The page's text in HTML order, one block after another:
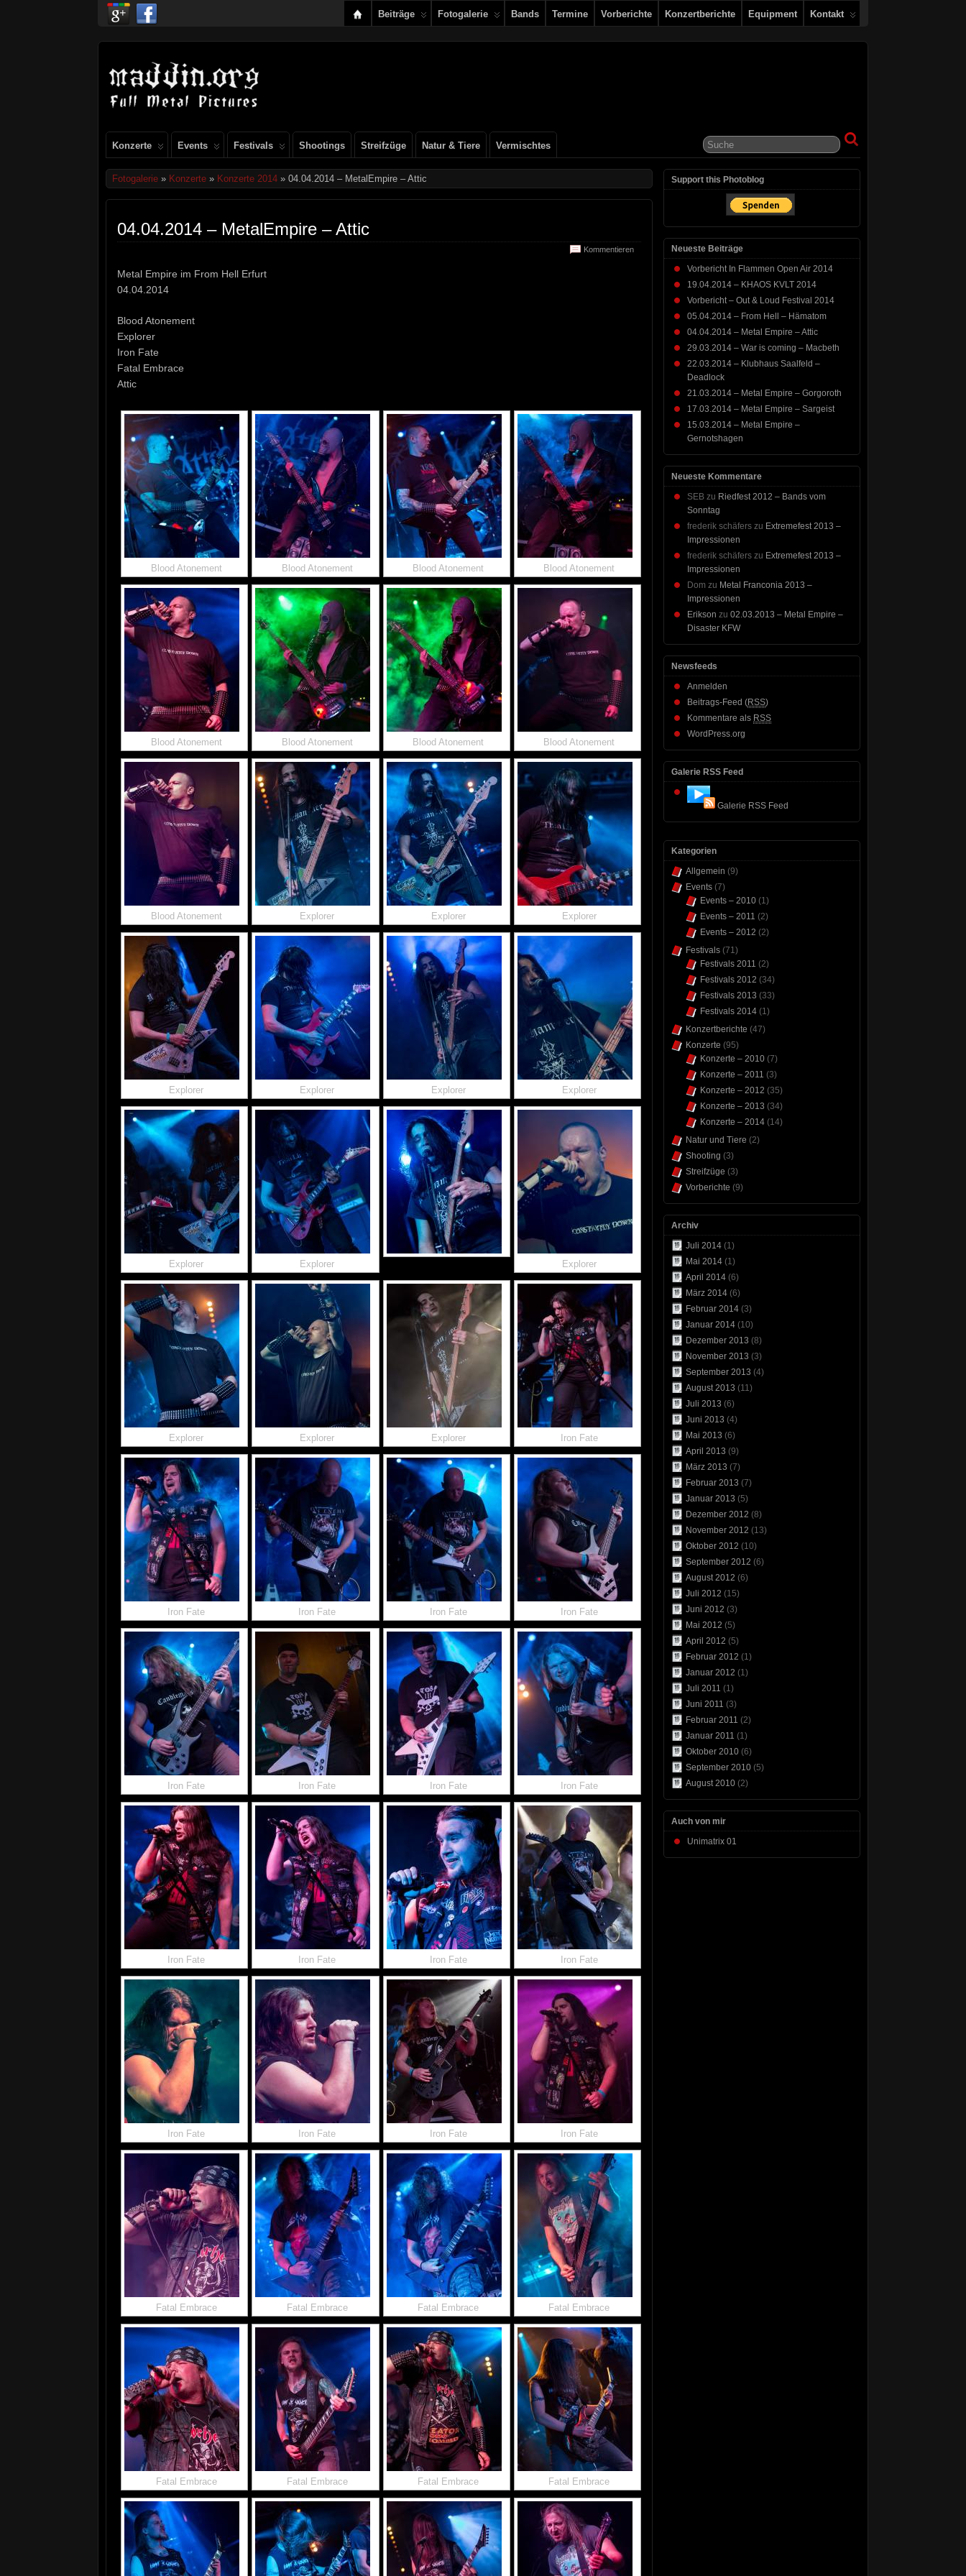
Beiträge Fotogalerie Bands Termine Vorberichte Konzertberichte Equipment Kontakt
Konzerte Events Festivals Shootings Streifzüge Natur & Tiere Vermischtes
Fotogalerie » Konzerte » Konzerte 2014 » 04.04.2014 – MetalEmpire – Attic
04.04.2014 – MetalEmpire – Attic
Kommentieren
Metal Empire im From Hell Erfurt
04.04.2014
Blood Atonement
Explorer
Iron Fate
Fatal Embrace
Attic
Blood Atonement Blood Atonement Blood Atonement Blood Atonement
Blood Atonement Blood Atonement Blood Atonement Blood Atonement
Blood Atonement Explorer Explorer Explorer
Explorer Explorer Explorer Explorer
Explorer Explorer Explorer
Explorer Explorer Explorer Iron Fate
Iron Fate Iron Fate Iron Fate Iron Fate
Iron Fate Iron Fate Iron Fate Iron Fate
Iron Fate Iron Fate Iron Fate Iron Fate
Iron Fate Iron Fate Iron Fate Iron Fate
Fatal Embrace Fatal Embrace Fatal Embrace Fatal Embrace
Fatal Embrace Fatal Embrace Fatal Embrace Fatal Embrace
Support this Photoblog
Neueste Beiträge
Vorbericht In Flammen Open Air 2014
19.04.2014 – KHAOS KVLT 2014
Vorbericht – Out & Loud Festival 2014
05.04.2014 – From Hell – Hämatom
04.04.2014 – Metal Empire – Attic
29.03.2014 – War is coming – Macbeth
22.03.2014 – Klubhaus Saalfeld –
Deadlock
21.03.2014 – Metal Empire – Gorgoroth
17.03.2014 – Metal Empire – Sargeist
15.03.2014 – Metal Empire –
Gernotshagen
Neueste Kommentare
SEB zu Riedfest 2012 – Bands vom
Sonntag
frederik schäfers zu Extremefest 2013 –
Impressionen
frederik schäfers zu Extremefest 2013 –
Impressionen
Dom zu Metal Franconia 2013 –
Impressionen
Erikson zu 02.03.2013 – Metal Empire –
Disaster KFW
Newsfeeds
Anmelden
Beitrags-Feed (RSS)
Kommentare als RSS
WordPress.org
Galerie RSS Feed
Galerie RSS Feed
Kategorien
Allgemein (9)
Events (7)
Events – 2010 (1)
Events – 2011 (2)
Events – 2012 (2)
Festivals (71)
Festivals 2011 (2)
Festivals 2012 (34)
Festivals 2013 (33)
Festivals 2014 (1)
Konzertberichte (47)
Konzerte (95)
Konzerte – 2010 (7)
Konzerte – 2011 (3)
Konzerte – 2012 (35)
Konzerte – 2013 (34)
Konzerte – 2014 (14)
Natur und Tiere (2)
Shooting (3)
Streifzüge (3)
Vorberichte (9)
Archiv
Juli 2014 (1)
Mai 2014 (1)
April 2014 (6)
März 2014 (6)
Februar 2014 (3)
Januar 2014 (10)
Dezember 2013 (8)
November 2013 (3)
September 2013 (4)
August 2013 (11)
Juli 2013 (6)
Juni 2013 (4)
Mai 2013 (6)
April 2013 (9)
März 2013 (7)
Februar 2013 (7)
Januar 2013 (5)
Dezember 2012 (8)
November 2012 (13)
Oktober 2012 (10)
September 2012 (6)
August 2012 (6)
Juli 2012 (15)
Juni 2012 (3)
Mai 2012 (5)
April 2012 (5)
Februar 2012 (1)
Januar 2012 (1)
Juli 2011 (1)
Juni 2011 (3)
Februar 2011 (2)
Januar 2011 (1)
Oktober 2010 (6)
September 2010 (5)
August 2010 (2)
Auch von mir
Unimatrix 01